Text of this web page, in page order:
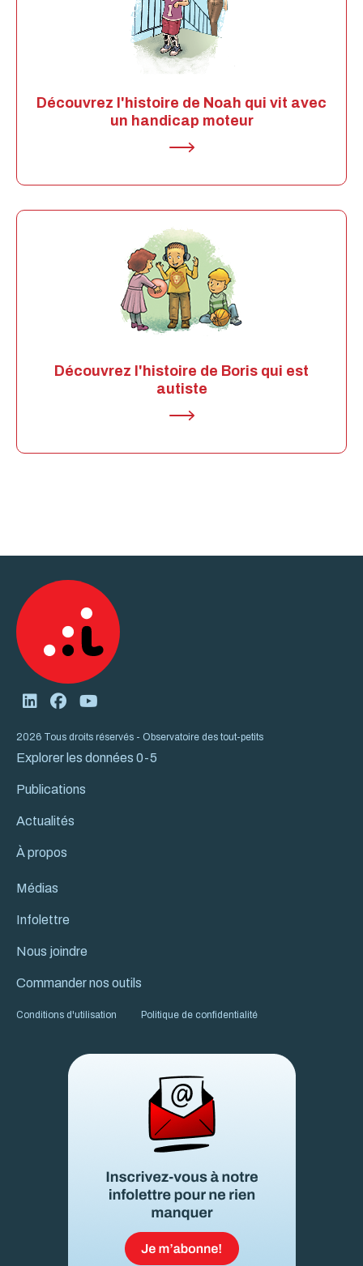
Découvrez l'histoire de Noah qui vit avec
un handicap moteur
Découvrez l'histoire de Boris qui est
autiste
2026 Tous droits réservés - Observatoire des tout-petits
Explorer les données 0-5
Publications
Actualités
À propos
Médias
Infolettre
Nous joindre
Commander nos outils
Conditions d'utilisation Politique de confidentialité